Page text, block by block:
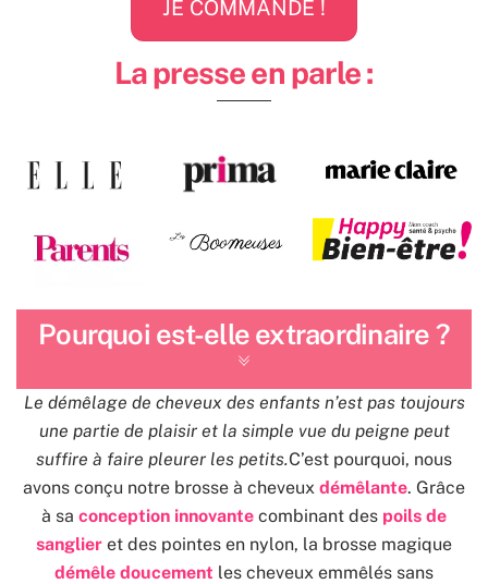
JE COMMANDE !
La presse en parle :
Pourquoi est-elle extraordinaire ?
Le démêlage de cheveux des enfants n’est pas toujours
une partie de plaisir et la simple vue du peigne peut
suffire à faire pleurer les petits.C’est pourquoi, nous
avons conçu notre brosse à cheveux démêlante. Grâce
à sa conception innovante combinant des poils de
sanglier et des pointes en nylon, la brosse magique
démêle doucement les cheveux emmêlés sans